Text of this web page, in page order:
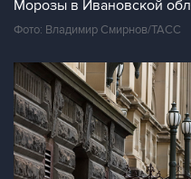
Морозы в Ивановской
Фото: Владимир Смирнов/ТАСС